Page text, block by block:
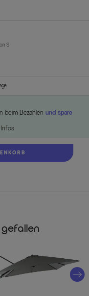
S
beim Bezahlen und spare